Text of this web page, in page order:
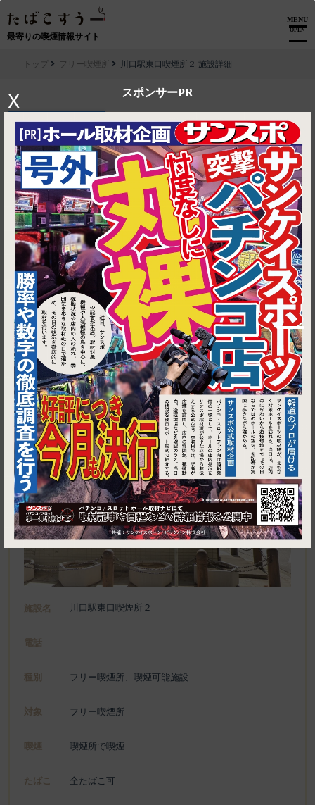
最寄りの喫煙情報サイト
MENU
OPEN
スポンサーPR
X
1
トップ フリー喫煙所 川口駅東口喫煙所２ 施設詳細
▶ ルートを見る
フリー喫煙所│川口駅東口喫煙所２
埼玉県川口市栄町３丁目１−２１
施設名 川口駅東口喫煙所２
電話
種別 フリー喫煙所、喫煙可能施設
対象 フリー喫煙所
喫煙 喫煙所で喫煙
たばこ 全たばこ可